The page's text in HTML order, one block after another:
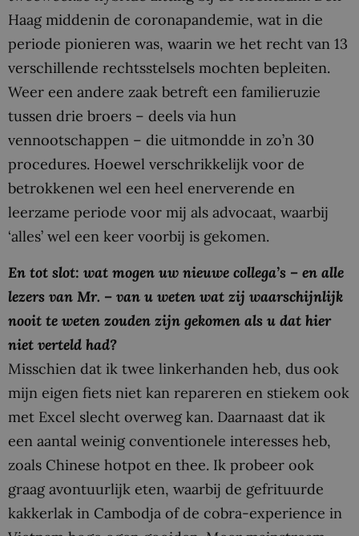
Haag middenin de coronapandemie, wat in die
periode pionieren was, waarin we het recht van 13
verschillende rechtsstelsels mochten bepleiten.
Weer een andere zaak betreft een familieruzie
tussen drie broers – deels via hun
vennootschappen – die uitmondde in zo’n 30
procedures. Hoewel verschrikkelijk voor de
betrokkenen wel een heel enerverende en
leerzame periode voor mij als advocaat, waarbij
‘alles’ wel een keer voorbij is gekomen.
En tot slot: wat mogen uw nieuwe collega’s – en alle
lezers van Mr. – van u weten wat zij waarschijnlijk
nooit te weten zouden zijn gekomen als u dat hier
niet verteld had?
Misschien dat ik twee linkerhanden heb, dus ook
mijn eigen fiets niet kan repareren en stiekem ook
met Excel slecht overweg kan. Daarnaast dat ik
een aantal weinig conventionele interesses heb,
zoals Chinese hotpot en thee. Ik probeer ook
graag avontuurlijk eten, waarbij de gefrituurde
kakkerlak in Cambodja of de cobra-experience in